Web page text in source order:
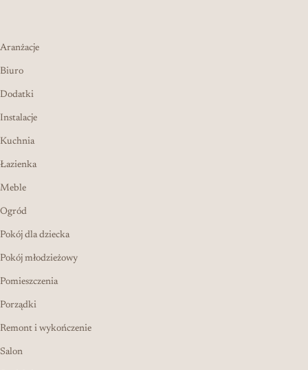
Aranżacje
Biuro
Dodatki
Instalacje
Kuchnia
Łazienka
Meble
Ogród
Pokój dla dziecka
Pokój młodzieżowy
Pomieszczenia
Porządki
Remont i wykończenie
Salon